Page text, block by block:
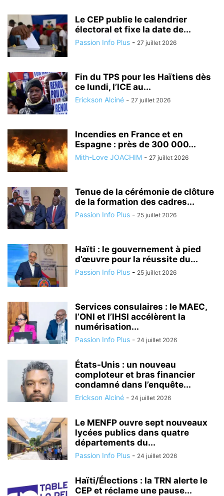
Le CEP publie le calendrier
électoral et fixe la date de...
Passion Info Plus - 27 juillet 2026
Fin du TPS pour les Haïtiens dès
ce lundi, l’ICE au...
Erickson Alciné - 27 juillet 2026
Incendies en France et en
Espagne : près de 300 000...
Mith-Love JOACHIM - 27 juillet 2026
Tenue de la cérémonie de clôture
de la formation des cadres...
Passion Info Plus - 25 juillet 2026
Haïti : le gouvernement à pied
d’œuvre pour la réussite du...
Passion Info Plus - 25 juillet 2026
Services consulaires : le MAEC,
l’ONI et l’IHSI accélèrent la
numérisation...
Passion Info Plus - 24 juillet 2026
États-Unis : un nouveau
comploteur et bras financier
condamné dans l’enquête...
Erickson Alciné - 24 juillet 2026
Le MENFP ouvre sept nouveaux
lycées publics dans quatre
départements du...
Passion Info Plus - 24 juillet 2026
Haïti/Élections : la TRN alerte le
CEP et réclame une pause...